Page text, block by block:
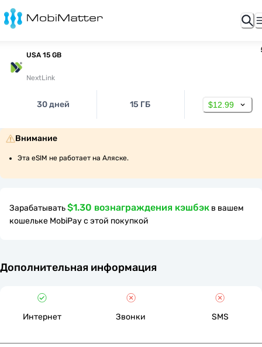
USA 15 GB
NextLink
30 дней 15 ГБ $12.99
Внимание
Эта eSIM не работает на Аляске.
Зарабатывать$1.30 вознаграждения кэшбэк в вашем
кошельке MobiPay с этой покупкой
Дополнительная информация
Интернет Звонки SMS